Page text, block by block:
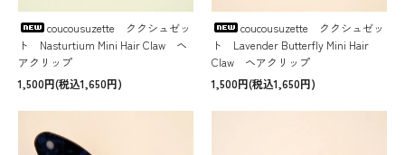
coucousuzette ククシュゼッ
ト Nasturtium Mini Hair Claw ヘ
アクリップ
1,500円(税込1,650円)
coucousuzette ククシュゼッ
ト Lavender Butterfly Mini Hair
Claw ヘアクリップ
1,500円(税込1,650円)